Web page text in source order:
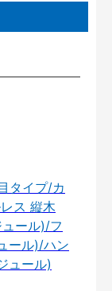
タイプ/カ
ス 縦木
ール)/フ
ール)/ハン
ュール)